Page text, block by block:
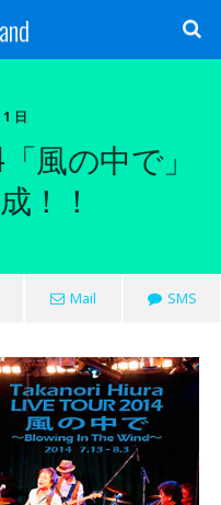
日
風の中で」
！！
Mail SMS